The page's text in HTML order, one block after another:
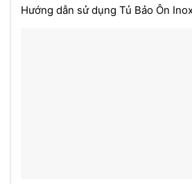
Hướng dẫn sử dụng Tủ Bảo Ôn